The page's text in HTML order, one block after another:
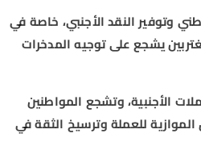
وتوفير النقد الأجنبي، خاصة في
يشجع على توجيه المدخرات
الأجنبية، وتشجع المواطنين
للعملة وترسيخ الثقة في